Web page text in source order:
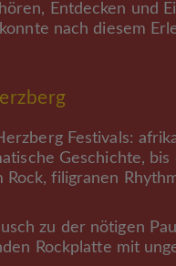
Entdecken und
nach diesem
Festivals:
Geschichte,
Rock, filigranen
zu der nötigen
Rockplatte mit